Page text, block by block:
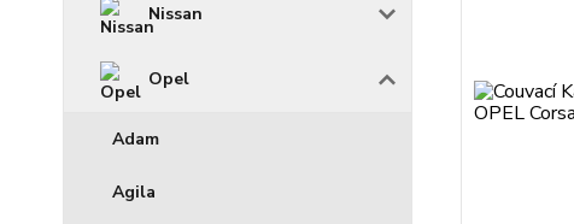
Nissan
Opel
Adam
Agila